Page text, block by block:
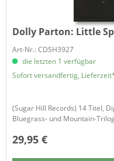
Dolly Parton: Little
Art-Nr.: CDSH3927
die letzten 1 verfügbar
Sofort versandfertig,
(Sugar Hill Records) 14 Titel,
Bluegrass- und Mountain-
29,95 €